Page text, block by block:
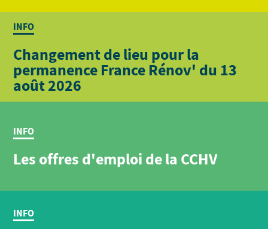
INFO
Changement de lieu pour la
permanence France Rénov' du 13
août 2026
INFO
Les offres d'emploi de la CCHV
INFO